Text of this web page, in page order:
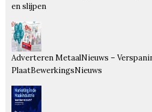
en slijpen
Adverteren MetaalNieuws –
PlaatBewerkingsNieuws